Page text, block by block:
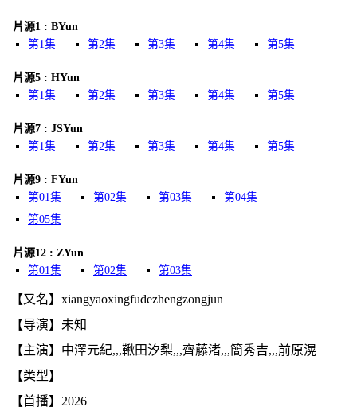
片源1 : BYun
第1集
第2集 第3集 第4集 第5集
片源5 : HYun
第1集
第2集 第3集 第4集 第5集
片源7 : JSYun
第1集
第2集 第3集 第4集 第5集
片源9 : FYun
第01集
第02集 第03集
第04集
第05集
片源12 : ZYun
第01集
第02集 第03集
【又名】xiangyaoxingfudezhengzongjun
【导演】未知
【主演】中澤元紀,,,鞦田汐梨,,,齊藤渚,,,簡秀吉,,,前原滉
【类型】
【首播】2026